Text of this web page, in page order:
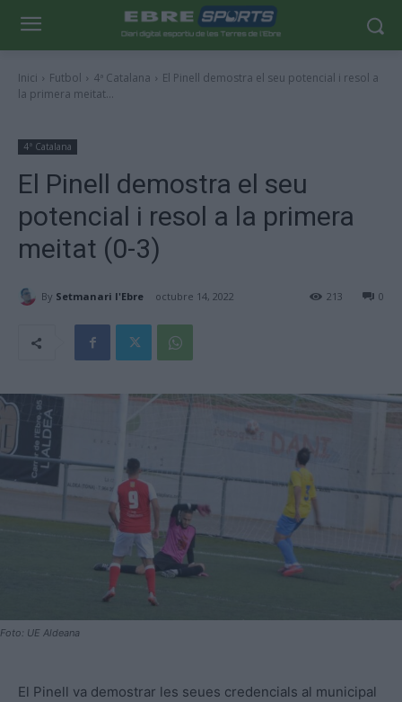
Inici Futbol 4ª Catalana
El Pinell demostra el seu potencial i resol a
la primera meitat...
4ª Catalana
El Pinell demostra el seu
potencial i resol a la primera
meitat (0-3)
By Setmanari l'Ebre octubre 14, 2022 0
213
Foto: UE Aldeana
El Pinell va demostrar les seues credencials al municipal